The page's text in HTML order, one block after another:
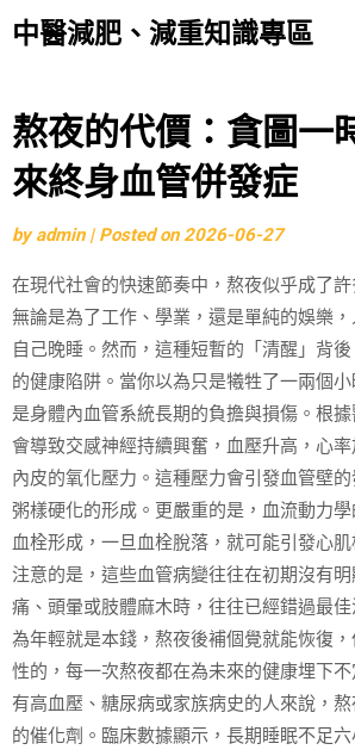
中醫減肥、減重知識專區
Skip
to
content
熬夜的代價：貪圖一
來終身血管併發症
byadmin | Posted on2026-06-27
在現代社會的快速節奏中，熬夜似乎成了許
無論是為了工作、學業，還是單純的娛樂
自己晚睡。然而，這種短暫的「清醒」背
的健康陷阱。當你以為只是犧牲了一兩個
是身體內血管系統長期的負擔與損傷。根
會導致交感神經持續興奮，血壓升高，心
內皮的氧化壓力。這種壓力會引發血管壁
粥樣硬化的形成。更嚴重的是，血流動力
血栓形成，一旦血栓脫落，就可能引發心
注意的是，這些血管病變往往在初期沒有
痛、頭暈或肢體麻木時，往往已經錯過最
為年輕就是本錢，熬夜後補個覺就能恢復
性的，每一次熬夜都在為未來的健康埋下
有高血壓、糖尿病或家族病史的人來說，
的催化劑。臨床數據顯示，長期睡眠不足